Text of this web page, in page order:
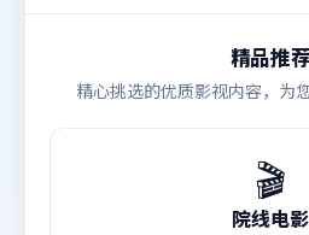
精品推荐
精心挑选的优质影视内容，为
🎬
院线电影